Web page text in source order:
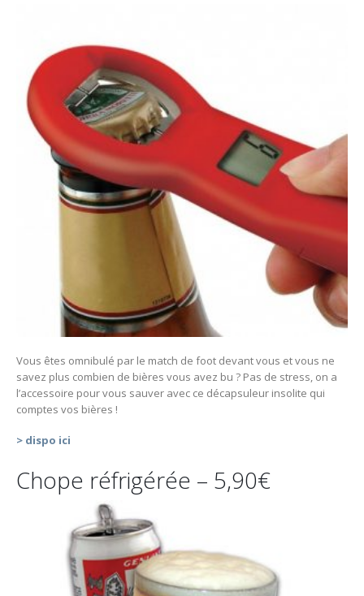
Vous êtes omnibulé par le match de foot devant vous et vous ne
savez plus combien de bières vous avez bu ? Pas de stress, on a
l’accessoire pour vous sauver avec ce décapsuleur insolite qui
comptes vos bières !
> dispo ici
Chope réfrigérée – 5,90€